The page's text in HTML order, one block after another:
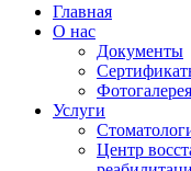
Главная
О нас
Документы
Фотогалерея
Услуги
Центр